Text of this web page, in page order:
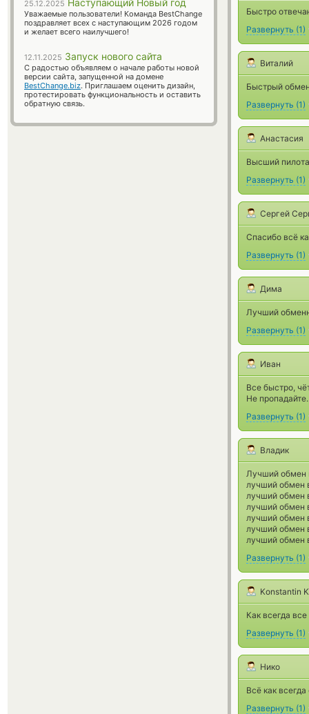
Быстро
Развернуть (1)
Виталий
Быстрый
Развернуть (1)
Анастасия
Высший
Развернуть (1)
Сергей
Спасибо всё
Развернуть (1)
Дима
Лучший
Развернуть (1)
Иван
Все быстро,
Не пропадайте.
Развернуть (1)
Владик
Лучший обмен
лучший обмен
лучший обмен
лучший обмен
лучший обмен
лучший обмен
лучший обмен
Развернуть (1)
Konstantin
Как всегда
Развернуть (1)
Нико
Всё как
Развернуть (1)
25.12.2025 Наступающий Новый год
Уважаемые пользователи! Команда BestChange
поздравляет всех с наступающим 2026 годом
и желает всего наилучшего!
12.11.2025 Запуск нового сайта
С радостью объявляем о начале работы новой
версии сайта, запущенной на домене
BestChange.biz. Приглашаем оценить дизайн,
протестировать функциональность и оставить
обратную связь.